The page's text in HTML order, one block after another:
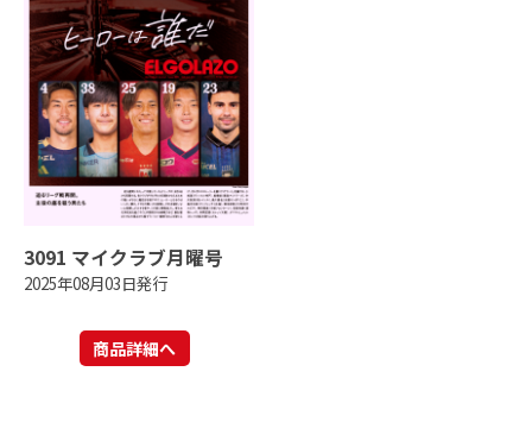
3091 マイクラブ月曜号
2025年08月03日発行
商品詳細へ